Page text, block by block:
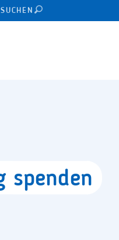
SUCHEN
spenden